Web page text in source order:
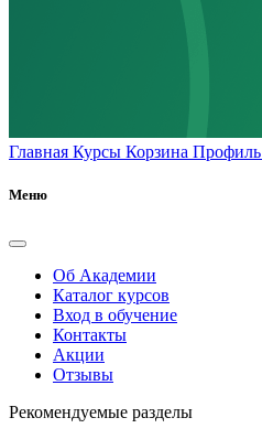
Главная Курсы Корзина Профиль
Меню
Об Академии
Каталог курсов
Вход в обучение
Контакты
Акции
Отзывы
Рекомендуемые разделы